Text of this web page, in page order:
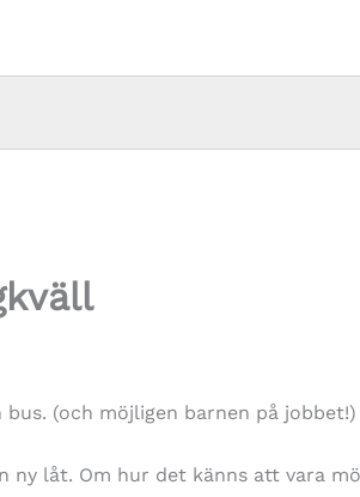
(och möjligen barnen på jobbet!)
ny låt. Om hur det känns att vara